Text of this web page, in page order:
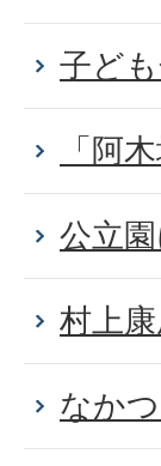
子ど
「阿
公立
村上
なか